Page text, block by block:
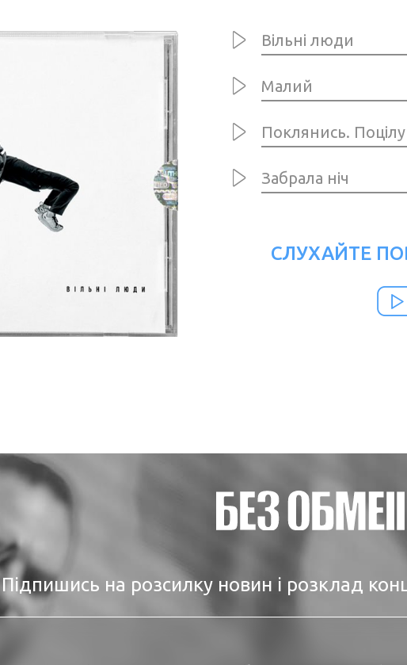
Вільні люди
Малий
Поклянись.
Забрала ніч
СЛУХАЙТЕ
Підпишись на розсилку новин і розклад